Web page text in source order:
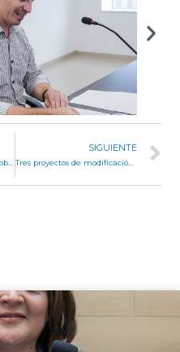
Se dictó una capacitación sobre políticas urbano habitacionales
SIGUIENTE
Tres proyectos de modificación de radios urbanos fueron tratados en Legislación